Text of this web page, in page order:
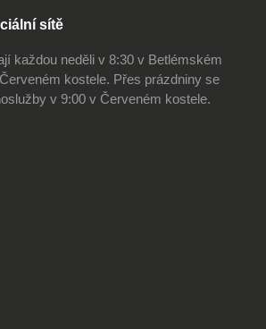
sítě
každou neděli v 8:30 v Betlémském
kostele. Přes prázdniny se
v 9:00 v Červeném kostele.